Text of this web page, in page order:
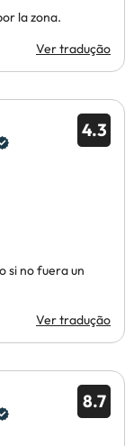
la zona.
Ver tradução
4.3
si no fuera un
Ver tradução
8.7